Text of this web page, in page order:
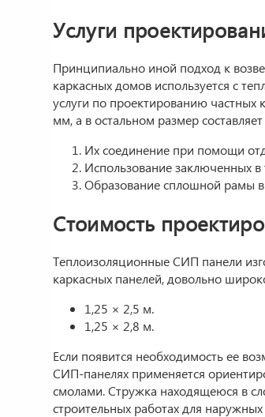
Услуги
Принципиально иной подход к
каркасных домов используется с
услуги по проектированию частных
мм, а в остальном размер
Их соединение при помощи
Использование заключенных
Образование сплошной рамы
Стоимость
Теплоизоляционные СИП панели
каркасных панелей, довольно
1,25 × 2,5 м.
1,25 × 2,8 м.
Если появится необходимость ее
СИП-панелях применяется
смолами. Стружка находящеюся в
строительных работах для